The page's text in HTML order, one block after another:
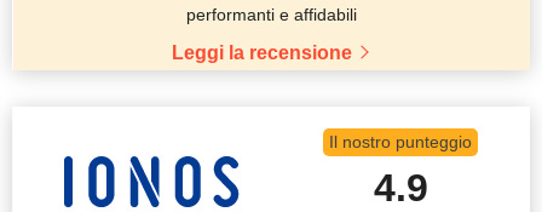
performanti e affidabili
Leggi la recensione
Il nostro punteggio
4.9